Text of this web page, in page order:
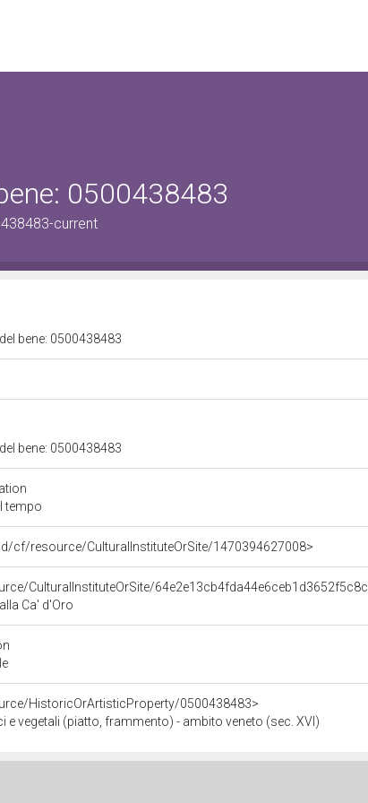
0500438483
current
bene: 0500438483
bene: 0500438483
tempo
cf/resource/CulturalInstituteOrSite/1470394627008>
CulturalInstituteOrSite/
Ca' d'Oro
HistoricOrArtisticProperty/0500438483>
e vegetali (piatto, frammento) - ambito veneto (sec. XVI)